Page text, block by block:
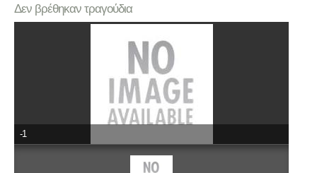
Δεν βρέθηκαν τραγούδια
-1